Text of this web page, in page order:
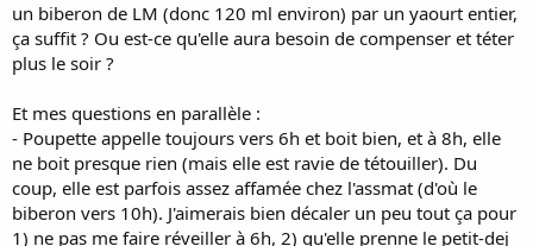
un biberon de LM (donc 120 ml environ) par un yaourt entier,
ça suffit ? Ou est-ce qu'elle aura besoin de compenser et téter
plus le soir ?
Et mes questions en parallèle :
- Poupette appelle toujours vers 6h et boit bien, et à 8h, elle
ne boit presque rien (mais elle est ravie de tétouiller). Du
coup, elle est parfois assez affamée chez l'assmat (d'où le
biberon vers 10h). J'aimerais bien décaler un peu tout ça pour
1) ne pas me faire réveiller à 6h, 2) qu'elle prenne le petit-dej